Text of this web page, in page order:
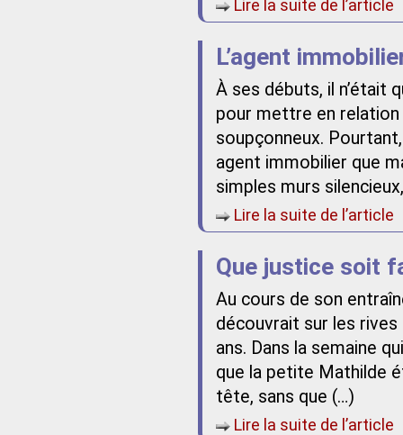
Lire la suite de l’article
L’agent
À ses débuts, il n’était
pour mettre en
soupçonneux.
agent immobilier que
simples murs
Lire la suite de l’article
Que justice soit
Au cours de son
découvrait sur les rives
ans. Dans la semaine
que la petite Mathilde
tête, sans que (…)
Lire la suite de l’article